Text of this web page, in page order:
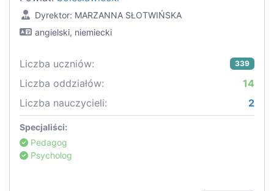
Dyrektor: MARZANNA SŁOTWIŃSKA
angielski, niemiecki
Liczba uczniów: 339
Liczba oddziałów:
14
Liczba nauczycieli:
2
Specjaliści:
Pedagog
Psycholog